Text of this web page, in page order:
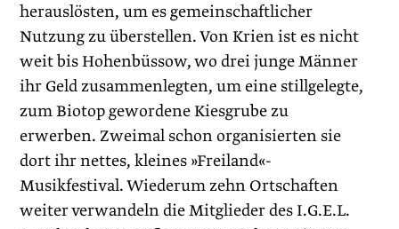
herauslösten, um es gemeinschaftlicher
Nutzung zu überstellen. Von Krien ist es nicht
weit bis Hohenbüssow, wo drei junge Männer
ihr Geld zusammenlegten, um eine stillgelegte,
zum Biotop gewordene Kiesgrube zu
erwerben. Zweimal schon organisierten sie
dort ihr nettes, kleines »Freiland«-
Musikfestival. Wiederum zehn Ortschaften
weiter verwandeln die Mitglieder des I.G.E.L.